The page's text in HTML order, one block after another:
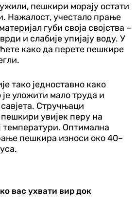
пешкири морају остати
Нажалост, учестало прање
губи своја својства –
и слабије упијају воду. У
како да перете пешкире
тако једноставно како
уложити мало труда и
Стручњаци
увијек перу на
температури. Оптимална
пешкира износи око 40–
вас ухвати вир док